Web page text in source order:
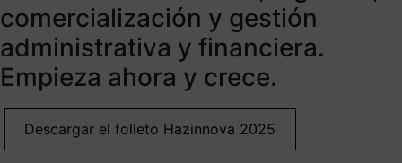
comercialización y gestión
administrativa y financiera.
Empieza ahora y crece.
Descargar el folleto Hazinnova 2025